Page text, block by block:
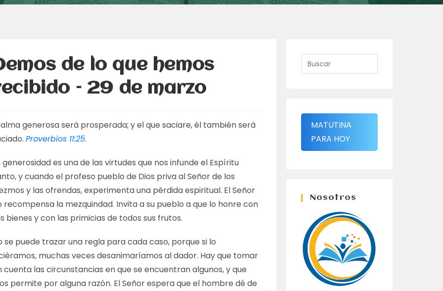
de lo que hemos
– 29 de marzo
alma generosa será prosperada; y el que saciare, él también será
Proverbios 11:25.
generosidad es una de las virtudes que nos infunde el Espíritu
y cuando el profeso pueblo de Dios priva al Señor de los
y las ofrendas, experimenta una pérdida espiritual. El Señor
recompensa la mezquindad. Invita a su pueblo a que lo honre con
bienes y con las primicias de todos sus frutos.
se puede trazar una regla para cada caso, porque si lo
muchas veces desanimaríamos al dador. Hay que tomar
cuenta las circunstancias en que se encuentran algunos, y que
permite por alguna razón. El Señor espera que el hombre dé de
MATUTINA
PARA HOY
Nosotros